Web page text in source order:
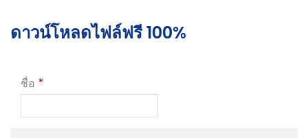
ดาวน์โหลดไฟล์ฟรี 100%
ชื่อ *